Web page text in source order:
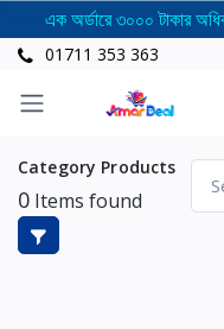
এক অর্ডারে ৩০০০ টাকার
01711 353 363
Category Products
0 Items found